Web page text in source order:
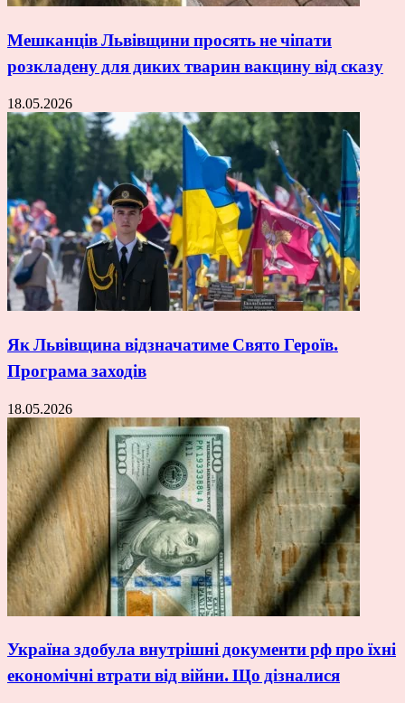
Мешканців Львівщини просять не чіпати
розкладену для диких тварин вакцину від сказу
18.05.2026
Як Львівщина відзначатиме Свято Героїв.
Програма заходів
18.05.2026
Україна здобула внутрішні документи рф про їхні
економічні втрати від війни. Що дізналися